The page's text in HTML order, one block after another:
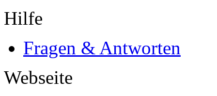
Hilfe
Fragen & Antworten
Webseite